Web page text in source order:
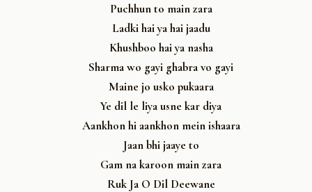
Puchhun to main zara
Ladki hai ya hai jaadu
Khushboo hai ya nasha
Sharma wo gayi ghabra vo gayi
Maine jo usko pukaara
Ye dil le liya usne kar diya
Aankhon hi aankhon mein ishaara
Jaan bhi jaaye to
Gam na karoon main zara
Ruk Ja O Dil Deewane